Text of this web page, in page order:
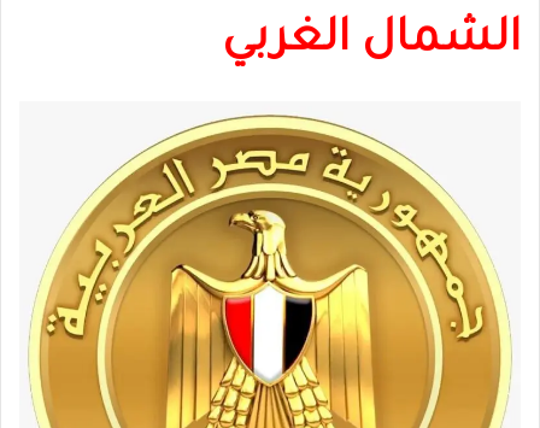
الشمال الغربي